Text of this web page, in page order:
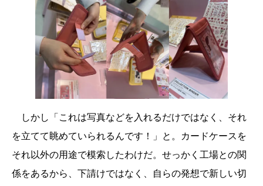
しかし「これは写真などを入れるだけではなく、それ
を立てて眺めていられるんです！」と。カードケースを
それ以外の用途で模索したわけだ。せっかく工場との関
係をあるから、下請けではなく、自らの発想で新しい切